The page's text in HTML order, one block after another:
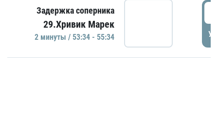
Задержка соперника
29.Хривик Марек
2 минуты / 53:34 - 55:34